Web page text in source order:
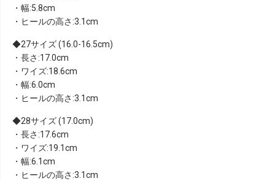
・幅:5.8cm
・ヒールの高さ:3.1cm
27サイズ (16.0-16.5cm)
・長さ:17.0cm
・ワイズ:18.6cm
・幅:6.0cm
・ヒールの高さ:3.1cm
28サイズ (17.0cm)
・長さ:17.6cm
・ワイズ:19.1cm
・幅:6.1cm
・ヒールの高さ:3.1cm